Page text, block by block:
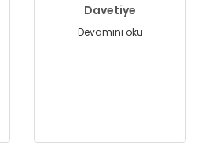
Davetiye
Devamını oku